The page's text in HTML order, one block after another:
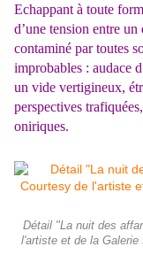
Echappant à toute
d’une tension entre un
contaminé par toutes
improbables : audace
un vide vertigineux,
perspectives
oniriques.
Détail "La nuit des
l'artiste et de la